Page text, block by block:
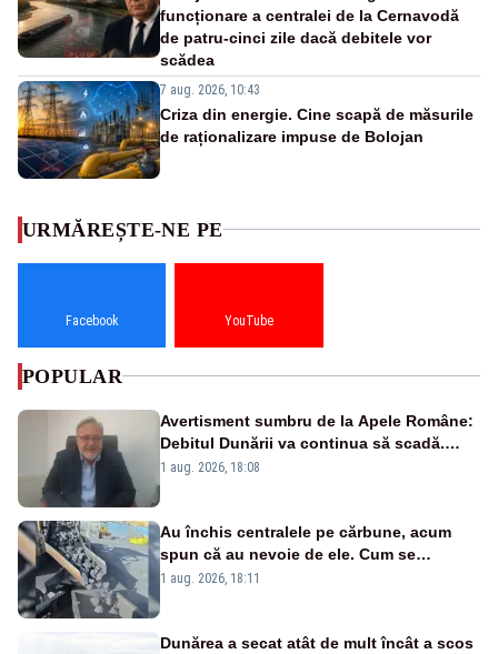
funcționare a centralei de la Cernavodă
de patru-cinci zile dacă debitele vor
scădea
7 aug. 2026, 10:43
Criza din energie. Cine scapă de măsurile
de raționalizare impuse de Bolojan
URMĂREȘTE-NE PE
Facebook YouTube
POPULAR
Avertisment sumbru de la Apele Române:
Debitul Dunării va continua să scadă.
Cernavodă s-ar putea închide în 4 zile
1 aug. 2026, 18:08
Au închis centralele pe cărbune, acum
spun că au nevoie de ele. Cum se
pasează vina în plină criză energetică
1 aug. 2026, 18:11
Dunărea a secat atât de mult încât a scos